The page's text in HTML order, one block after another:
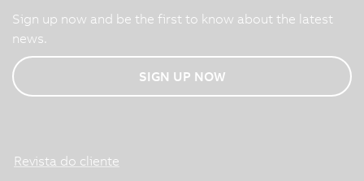
Sign up now and be the first to know about the latest
news.
SIGN UP NOW
Revista do cliente